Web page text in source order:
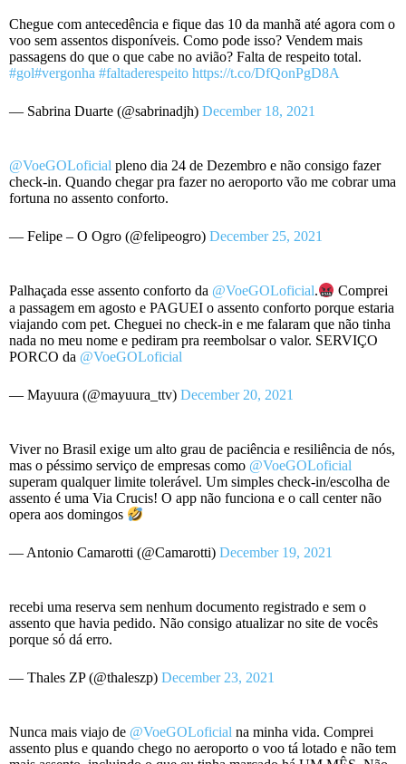
Chegue com antecedência e fique das 10 da manhã até agora com o
voo sem assentos disponíveis. Como pode isso? Vendem mais
passagens do que o que cabe no avião? Falta de respeito total.
#gol#vergonha #faltaderespeito https://t.co/DfQonPgD8A
— Sabrina Duarte (@sabrinadjh) December 18, 2021
@VoeGOLoficial pleno dia 24 de Dezembro e não consigo fazer
check-in. Quando chegar pra fazer no aeroporto vão me cobrar uma
fortuna no assento conforto.
— Felipe – O Ogro (@felipeogro) December 25, 2021
Palhaçada esse assento conforto da @VoeGOLoficial.
Comprei
a passagem em agosto e PAGUEI o assento conforto porque estaria
viajando com pet. Cheguei no check-in e me falaram que não tinha
nada no meu nome e pediram pra reembolsar o valor. SERVIÇO
PORCO da @VoeGOLoficial
— Mayuura (@mayuura_ttv) December 20, 2021
Viver no Brasil exige um alto grau de paciência e resiliência de nós,
mas o péssimo serviço de empresas como @VoeGOLoficial
superam qualquer limite tolerável. Um simples check-in/escolha de
assento é uma Via Crucis! O app não funciona e o call center não
opera aos domingos
— Antonio Camarotti (@Camarotti) December 19, 2021
recebi uma reserva sem nenhum documento registrado e sem o
assento que havia pedido. Não consigo atualizar no site de vocês
porque só dá erro.
— Thales ZP (@thaleszp) December 23, 2021
Nunca mais viajo de @VoeGOLoficial na minha vida. Comprei
assento plus e quando chego no aeroporto o voo tá lotado e não tem